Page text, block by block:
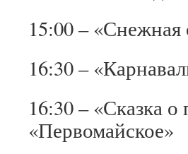
15:00 –
16:30 –
16:30 – «Сказка
«Первомайское»